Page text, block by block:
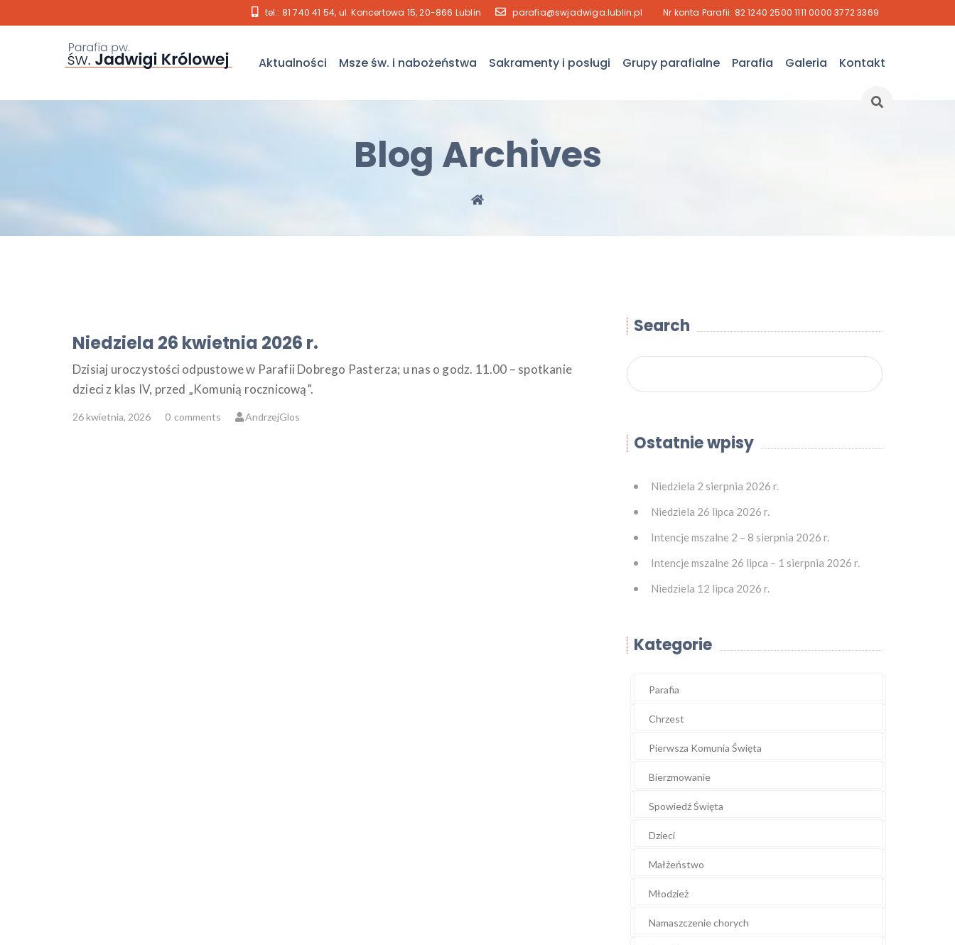
tel.: 81 740 41 54, ul. Koncertowa 15, 20-866 Lublin parafia@swjadwiga.lublin.pl Nr konta Parafii: 82 1240 2500 1111 0000 3772 3369
Aktualności Msze św. i nabożeństwa Sakramenty i posługi Grupy parafialne Parafia Galeria Kontakt
Blog Archives
Niedziela 26 kwietnia 2026 r.
Dzisiaj uroczystości odpustowe w Parafii Dobrego Pasterza; u nas o godz. 11.00 – spotkanie
dzieci z klas IV, przed „Komunią rocznicową”.
26 kwietnia, 2026 0 comments AndrzejGlos
Search
Ostatnie wpisy
Niedziela 2 sierpnia 2026 r.
Niedziela 26 lipca 2026 r.
Intencje mszalne 2 – 8 sierpnia 2026 r.
Intencje mszalne 26 lipca – 1 sierpnia 2026 r.
Niedziela 12 lipca 2026 r.
Kategorie
Parafia
Chrzest
Pierwsza Komunia Święta
Bierzmowanie
Spowiedź Święta
Dzieci
Małżeństwo
Młodzież
Namaszczenie chorych